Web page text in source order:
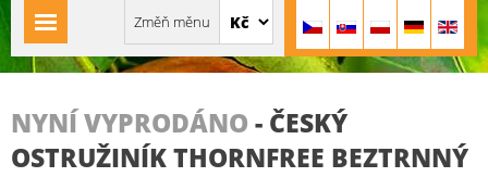
NYNÍ VYPRODÁNO - ČESKÝ
OSTRUŽINÍK THORNFREE BEZTRNNÝ